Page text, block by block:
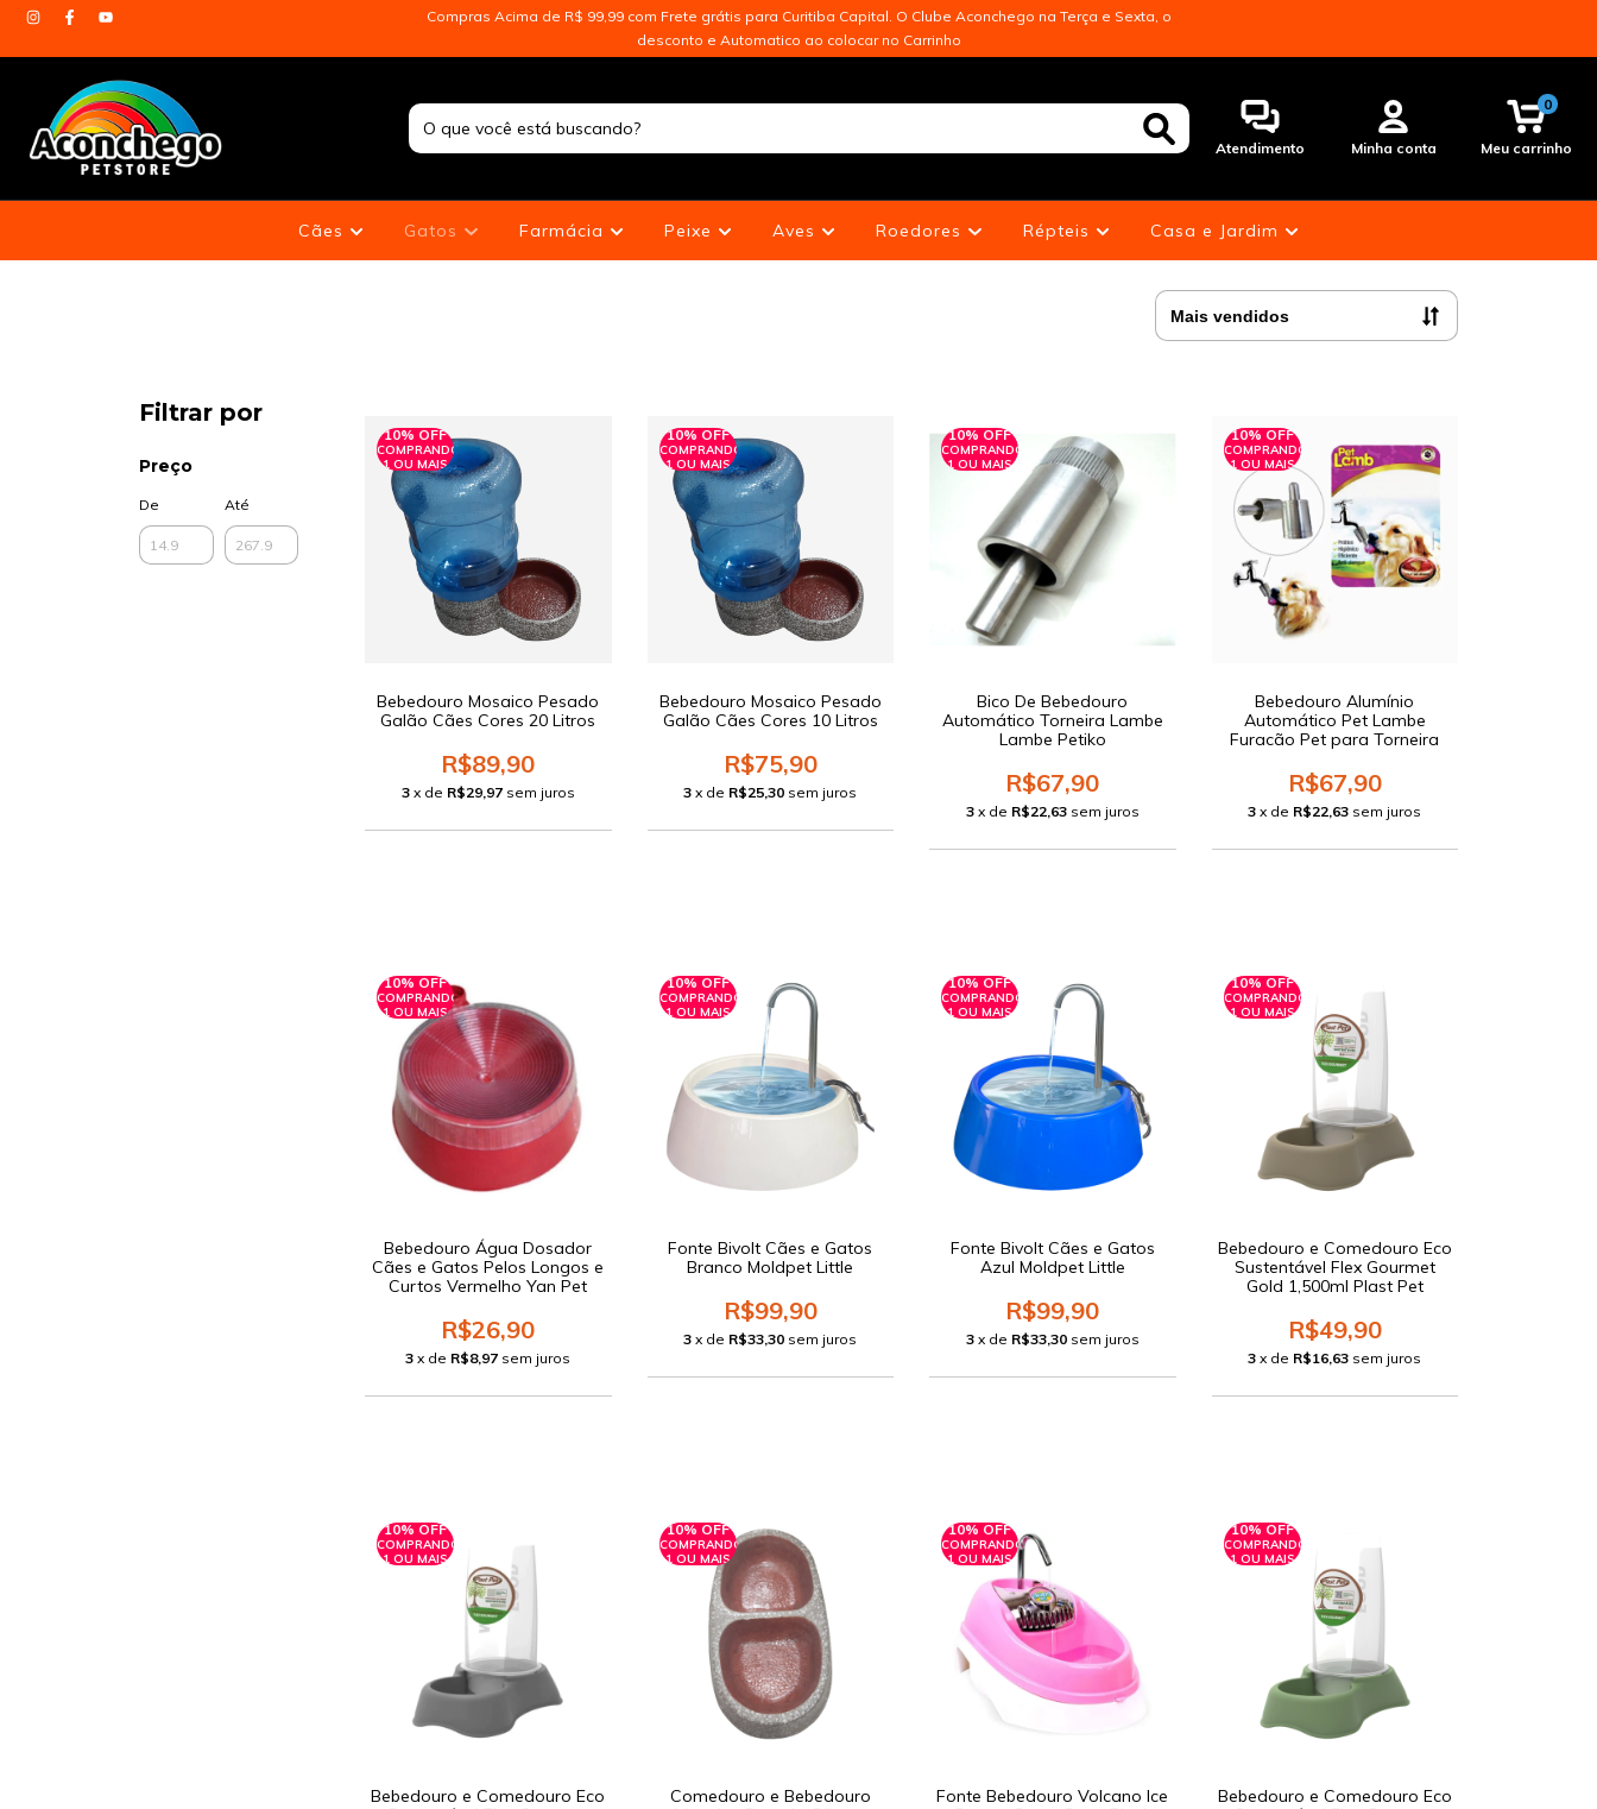
Compras Acima de R$ 99,99 com Frete grátis para Curitiba Capital. O Clube Aconchego na Terça e Sexta, o
desconto e Automatico ao colocar no Carrinho
Atendimento Minha conta Meu carrinho
0
Cães Gatos Farmácia Peixe Aves Roedores Répteis Casa e Jardim
Filtrar por
Preço
De Até
10% OFF
COMPRANDO
1 OU MAIS
Bebedouro Mosaico Pesado
Galão Cães Cores 20 Litros
R$89,90
3 x de R$29,97 sem juros
10% OFF
COMPRANDO
1 OU MAIS
Bebedouro Mosaico Pesado
Galão Cães Cores 10 Litros
R$75,90
3 x de R$25,30 sem juros
10% OFF
COMPRANDO
1 OU MAIS
Bico De Bebedouro
Automático Torneira Lambe
Lambe Petiko
R$67,90
3 x de R$22,63 sem juros
10% OFF
COMPRANDO
1 OU MAIS
Bebedouro Alumínio
Automático Pet Lambe
Furacão Pet para Torneira
R$67,90
3 x de R$22,63 sem juros
10% OFF
COMPRANDO
1 OU MAIS
Bebedouro Água Dosador
Cães e Gatos Pelos Longos e
Curtos Vermelho Yan Pet
R$26,90
3 x de R$8,97 sem juros
10% OFF
COMPRANDO
1 OU MAIS
Fonte Bivolt Cães e Gatos
Branco Moldpet Little
R$99,90
3 x de R$33,30 sem juros
10% OFF
COMPRANDO
1 OU MAIS
Fonte Bivolt Cães e Gatos
Azul Moldpet Little
R$99,90
3 x de R$33,30 sem juros
10% OFF
COMPRANDO
1 OU MAIS
Bebedouro e Comedouro Eco
Sustentável Flex Gourmet
Gold 1,500ml Plast Pet
R$49,90
3 x de R$16,63 sem juros
10% OFF
COMPRANDO
1 OU MAIS
Bebedouro e Comedouro Eco
10% OFF
COMPRANDO
1 OU MAIS
Comedouro e Bebedouro
10% OFF
COMPRANDO
1 OU MAIS
Fonte Bebedouro Volcano Ice
10% OFF
COMPRANDO
1 OU MAIS
Bebedouro e Comedouro Eco